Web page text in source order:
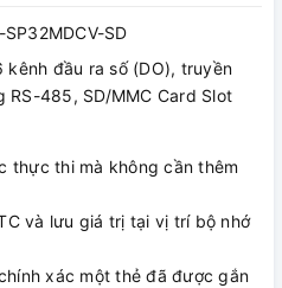
SD
kênh đầu ra số (DO), truyền
RS-485, SD/MMC Card Slot
thực thi mà không cần thêm
và lưu giá trị tại vị trí bộ nhớ
xác một thẻ đã được gắn